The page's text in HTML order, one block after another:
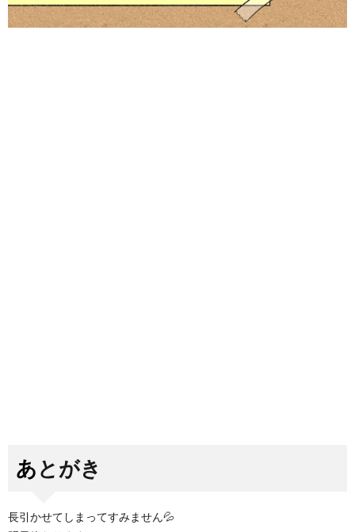
あとがき
長引かせてしまってすみません💦